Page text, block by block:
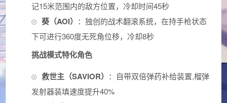
记15米范围内的敌方位置，冷却时间45秒
葵（AOI） ：独创的战术翻滚系统，在持手枪状态
下可进行360度无死角位移，冷却8秒
挑战模式特化角色
救世主（SAVIOR） ：自带双倍弹药补给装置,榴弹
发射器装填速度提升40%